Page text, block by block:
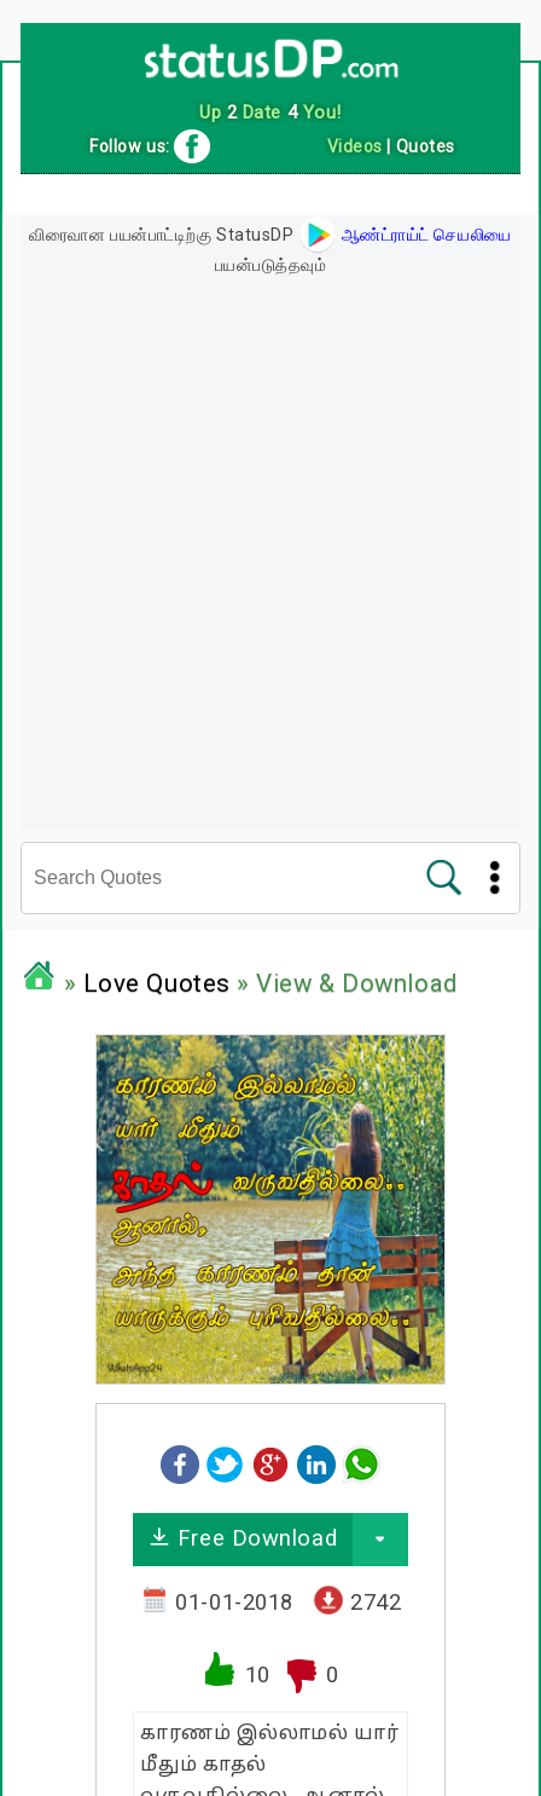
Up 2Date 4You!
Follow us: Videos Quotes
விரைவான பயன்பாட்டிற்கு StatusDP
ஆண்ட்ராய்ட் செயலியை
பயன்படுத்தவும்
பழமொழிகள்
ஊக்கம் / உத்வேக பொன்மொழிகள்
காதல் பொன்மொழிகள்
மகிழ்ச்சி பொன்மொழிகள்
பொதுவான பொன்மொழிகள்
கடவுள் பொன்மொழிகள்
பண்டிகை வாழ்த்துக்கள்
» Love Quotes » View & Download
Free Download
01-01-2018 2742
10 0
காரணம் இல்லாமல் யார்
மீதும் காதல்